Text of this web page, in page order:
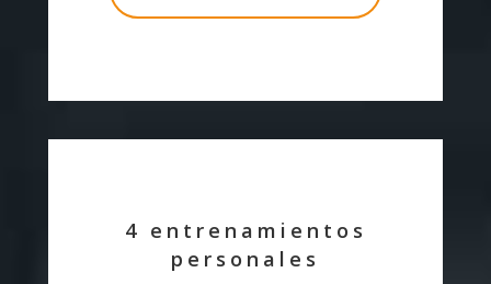
4 entrenamientos
personales